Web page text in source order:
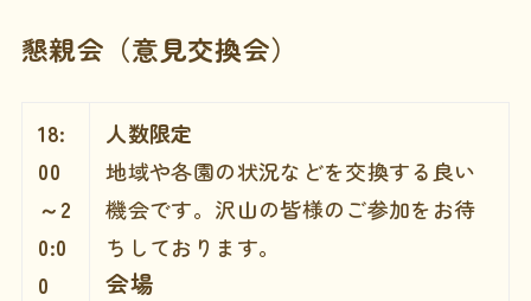
懇親会（意見交換会）
18:
00
～2
0:0
0
人数限定
地域や各園の状況などを交換する良い
機会です。沢山の皆様のご参加をお待
ちしております。
会場